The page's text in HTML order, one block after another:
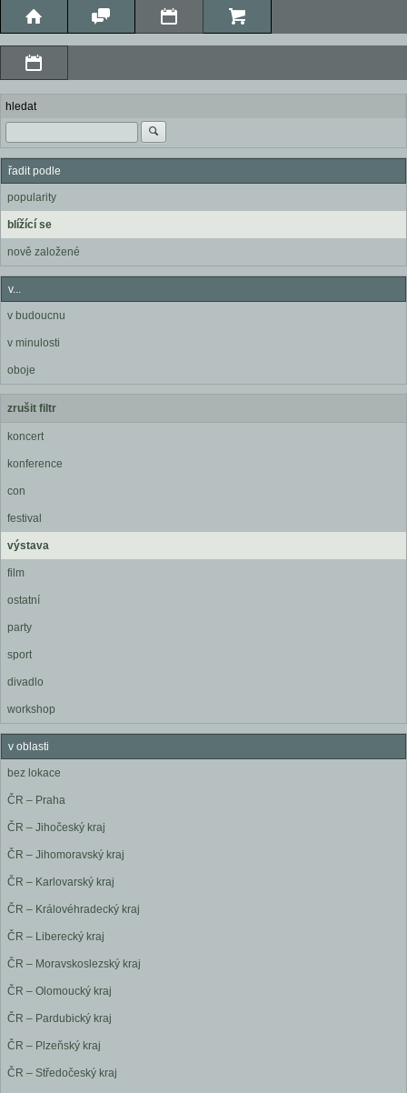
hledat
řadit podle
popularity
blížící se
nově založené
v...
v budoucnu
v minulosti
oboje
zrušit filtr
koncert
konference
con
festival
výstava
film
ostatní
party
sport
divadlo
workshop
v oblasti
bez lokace
ČR – Praha
ČR – Jihočeský kraj
ČR – Jihomoravský kraj
ČR – Karlovarský kraj
ČR – Královéhradecký kraj
ČR – Liberecký kraj
ČR – Moravskoslezský kraj
ČR – Olomoucký kraj
ČR – Pardubický kraj
ČR – Plzeňský kraj
ČR – Středočeský kraj